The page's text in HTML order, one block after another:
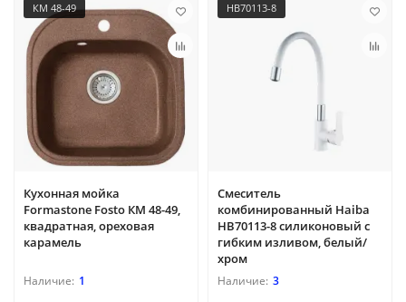
КМ 48-49
Кухонная мойка
Formastone Fosto КМ 48-49,
квадратная, ореховая
карамель
1
HB70113-8
Смеситель
комбинированный Haiba
HB70113-8 силиконовый с
гибким изливом, белый/
хром
3